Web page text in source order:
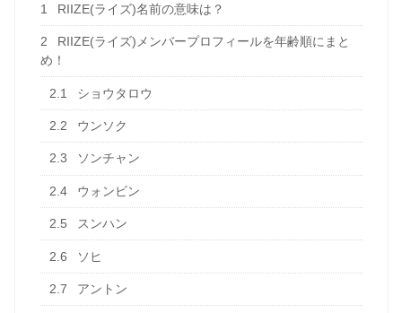
1 RIIZE(ライズ)名前の意味は？
2
RIIZE(ライズ)メンバープロフィールを年齢順にまと
め！
2.1 ショウタロウ
2.2 ウンソク
2.3 ソンチャン
2.4 ウォンビン
2.5 スンハン
2.6 ソヒ
2.7 アントン